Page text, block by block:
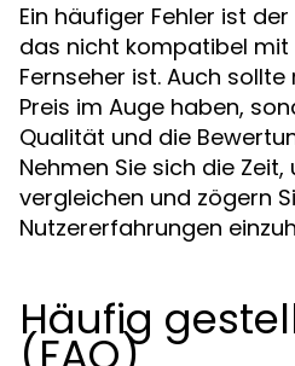
Ein häufiger Fehler ist
das nicht kompatibel mit
Fernseher ist. Auch
Preis im Auge haben,
Qualität und die
Nehmen Sie sich die
vergleichen und zögern
Nutzererfahrungen
Häufig